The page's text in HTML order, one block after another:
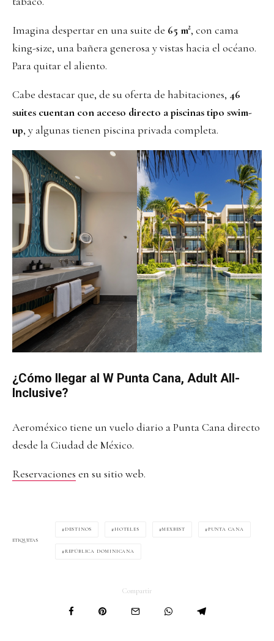
Imagina despertar en una suite de 65 m², con cama
king-size, una bañera generosa y vistas hacia el océano.
Para quitar el aliento.
Cabe destacar que, de su oferta de habitaciones, 46
suites cuentan con acceso directo a piscinas tipo swim-
up, y algunas tienen piscina privada completa.
¿Cómo llegar al W Punta Cana, Adult All-
Inclusive?
Aeroméxico tiene un vuelo diario a Punta Cana directo
desde la Ciudad de México.
Reservaciones en su sitio web.
ETIQUETAS
DESTINOS HOTELES MEXBEST PUNTA CANA
REPÚBLICA DOMINICANA
Compartir